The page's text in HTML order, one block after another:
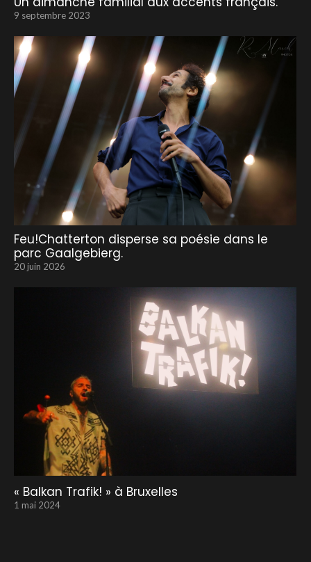
9 septembre 2023
Feu!Chatterton disperse sa poésie dans le
parc Gaalgebierg.
20 juin 2026
« Balkan Trafik! » à Bruxelles
1 mai 2024